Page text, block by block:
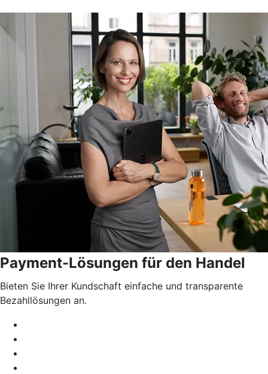
Payment-Lösungen für den Handel
Bieten Sie Ihrer Kundschaft einfache und transparente
Bezahllösungen an.